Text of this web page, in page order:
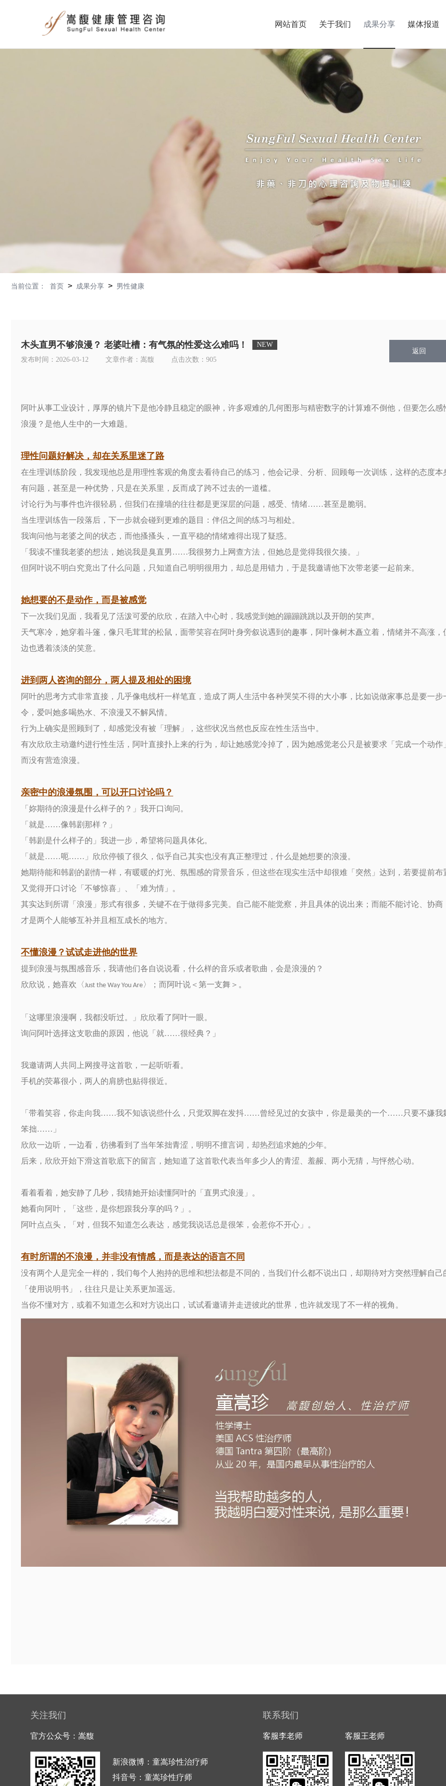
网站首页 关于我们 成果分享 媒体报道
当前位置： 首页 > 成果分享 > 男性健康
木头直男不够浪漫？ 老婆吐槽：有气氛的性爱这么难吗！
发布时间：2026-03-12 文章作者：嵩馥 点击次数： 905
返回
阿叶从事工业设计，厚厚的镜片下是他冷静且稳定的眼神，许多艰难的几何图形与精密数字的计算难不倒他，但要怎么感
浪漫？是他人生中的一大难题。
理性问题好解决，却在关系里迷了路
在生理训练阶段，我发现他总是用理性客观的角度去看待自己的练习，他会记录、分析、回顾每一次训练，这样的态度本
有问题，甚至是一种优势，只是在关系里，反而成了跨不过去的一道槛。
讨论行为与事件也许很轻易，但我们在撞墙的往往都是更深层的问题，感受、情绪……甚至是脆弱。
当生理训练告一段落后，下一步就会碰到更难的题目：伴侣之间的练习与相处。
我询问他与老婆之间的状态，而他搔搔头，一直平稳的情绪难得出现了疑惑。
「我读不懂我老婆的想法，她说我是臭直男……我很努力上网查方法，但她总是觉得我很欠揍。」
但阿叶说不明白究竟出了什么问题，只知道自己明明很用力，却总是用错力，于是我邀请他下次带老婆一起前来。
她想要的不是动作，而是被感觉
下一次我们见面，我看见了活泼可爱的欣欣，在踏入中心时，我感觉到她的蹦蹦跳跳以及开朗的笑声。
天气寒冷，她穿着斗篷，像只毛茸茸的松鼠，面带笑容在阿叶身旁叙说遇到的趣事，阿叶像树木矗立着，情绪并不高涨，
边也透着淡淡的笑意。
进到两人咨询的部分，两人提及相处的困境
阿叶的思考方式非常直接，几乎像电线杆一样笔直，造成了两人生活中各种哭笑不得的大小事，比如说做家事总是要一步
令，爱叫她多喝热水、不浪漫又不解风情。
行为上确实是照顾到了，却感觉没有被「理解」，这些状况当然也反应在性生活当中。
有次欣欣主动邀约进行性生活，阿叶直接扑上来的行为，却让她感觉冷掉了，因为她感觉老公只是被要求「完成一个动作
而没有营造浪漫。
亲密中的浪漫氛围，可以开口讨论吗？
「妳期待的浪漫是什么样子的？」我开口询问。
「就是……像韩剧那样？」
「韩剧是什么样子的」我进一步，希望将问题具体化。
「就是……呃……」欣欣停顿了很久，似乎自己其实也没有真正整理过，什么是她想要的浪漫。
她期待能和韩剧的剧情一样，有暖暖的灯光、氛围感的背景音乐，但这些在现实生活中却很难「突然」达到，若要提前布
又觉得开口讨论「不够惊喜」、「难为情」。
其实达到所谓「浪漫」形式有很多，关键不在于做得多完美。自己能不能觉察，并且具体的说出来；而能不能讨论、协商
才是两个人能够互补并且相互成长的地方。
不懂浪漫？试试走进他的世界
提到浪漫与氛围感音乐，我请他们各自说说看，什么样的音乐或者歌曲，会是浪漫的？
欣欣说，她喜欢〈Just the Way You Are〉；而阿叶说＜第一支舞＞。
「这哪里浪漫啊，我都没听过。」欣欣看了阿叶一眼。
询问阿叶选择这支歌曲的原因，他说「就……很经典？」
我邀请两人共同上网搜寻这首歌，一起听听看。
手机的荧幕很小，两人的肩膀也贴得很近。
「带着笑容，你走向我……我不知该说些什么，只觉双脚在发抖……曾经见过的女孩中，你是最美的一个……只要不嫌我
笨拙……」
欣欣一边听，一边看，彷彿看到了当年笨拙青涩，明明不擅言词，却热烈追求她的少年。
后来，欣欣开始下滑这首歌底下的留言，她知道了这首歌代表当年多少人的青涩、羞赧、两小无猜，与怦然心动。
看着看着，她安静了几秒，我猜她开始读懂阿叶的「直男式浪漫」。
她看向阿叶，「这些，是你想跟我分享的吗？」。
阿叶点点头，「对，但我不知道怎么表达，感觉我说话总是很笨，会惹你不开心」。
有时所谓的不浪漫，并非没有情感，而是表达的语言不同
没有两个人是完全一样的，我们每个人抱持的思维和想法都是不同的，当我们什么都不说出口，却期待对方突然理解自己
「使用说明书」，往往只是让关系更加遥远。
当你不懂对方，或着不知道怎么和对方说出口，试试看邀请并走进彼此的世界，也许就发现了不一样的视角。
关注我们
官方公众号：嵩馥
新浪微博：童嵩珍性治疗师
抖音号：童嵩珍性疗师
联系我们
客服李老师 客服王老师